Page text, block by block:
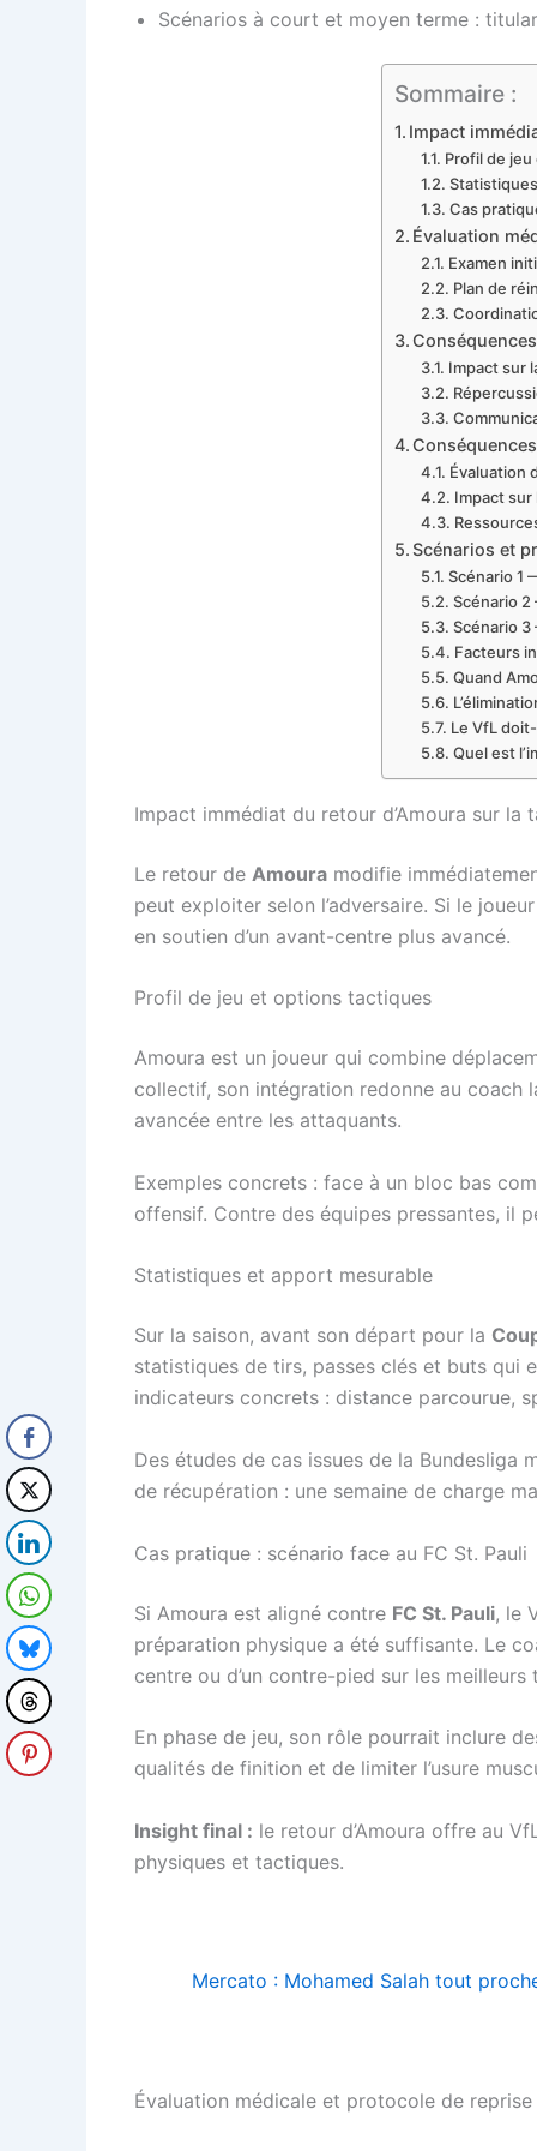
Scénarios à court et moyen terme :
Sommaire :
Impact
Profil de
Cas
Évaluation
Examen
Plan de
Impact sur
Évaluation
Impact
Scénarios et
Scénario 1
Scénario
Scénario
Facteurs
Quand
Le VfL
Quel est
Impact immédiat du retour d’Amoura sur la
Le retour de Amoura modifie
peut exploiter selon l’adversaire. Si le
en soutien d’un avant-centre plus avancé.
Profil de jeu et options tactiques
Amoura est un joueur qui combine
collectif, son intégration redonne au
avancée entre les attaquants.
Exemples concrets : face à un bloc bas
offensif. Contre des équipes pressantes, il
Statistiques et apport mesurable
Sur la saison, avant son départ pour la
statistiques de tirs, passes clés et buts qui
indicateurs concrets : distance parcourue,
Des études de cas issues de la Bundesliga
de récupération : une semaine de charge
Cas pratique : scénario face au FC St. Pauli
Si Amoura est aligné contre FC St. Pauli, le
préparation physique a été suffisante. Le
centre ou d’un contre-pied sur les
En phase de jeu, son rôle pourrait inclure
qualités de finition et de limiter l’usure
Insight final : le retour d’Amoura offre au
physiques et tactiques.
Mercato : Mohamed Salah tout
Évaluation médicale et protocole de